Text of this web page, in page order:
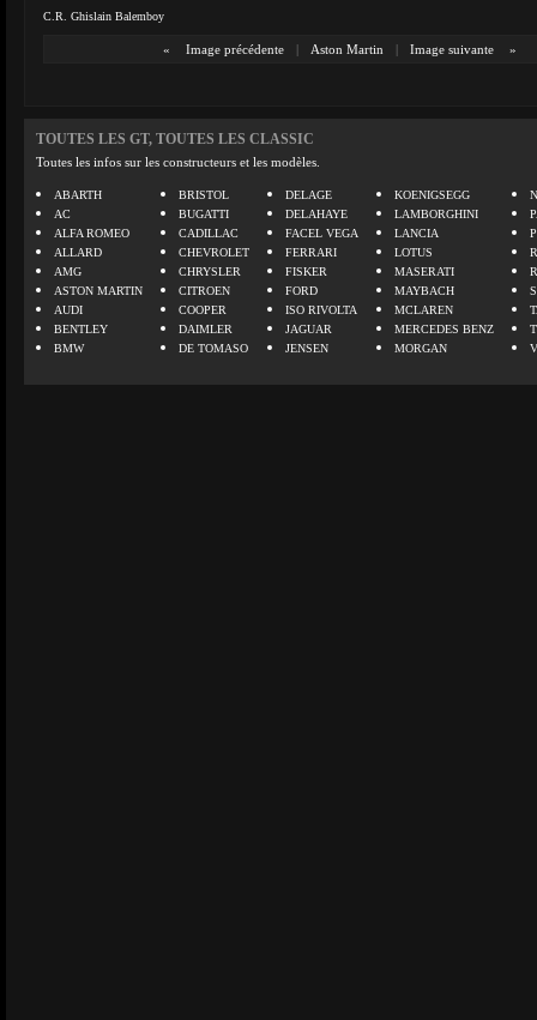
C.R. Ghislain Balemboy
« Image précédente | Aston Martin | Image suivante »
TOUTES LES GT, TOUTES LES CLASSIC
Toutes les infos sur les constructeurs et les modèles.
ABARTH
AC
ALFA ROMEO
ALLARD
AMG
ASTON MARTIN
AUDI
BENTLEY
BMW
BRISTOL
BUGATTI
CADILLAC
CHEVROLET
CHRYSLER
CITROEN
COOPER
DAIMLER
DE TOMASO
DELAGE
DELAHAYE
FACEL VEGA
FERRARI
FISKER
FORD
ISO RIVOLTA
JAGUAR
JENSEN
KOENIGSEGG
LAMBORGHINI
LANCIA
LOTUS
MASERATI
MAYBACH
MCLAREN
MERCEDES BENZ
MORGAN